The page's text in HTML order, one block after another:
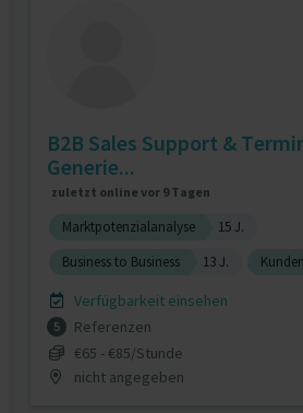
B2B Sales Support &
Generie...
zuletzt online vor 9 Tagen
Marktpotenzialanalyse
15 J.
Business to Business
13 J.
Verfügbarkeit einsehen
5
Referenzen
€65 - €85/Stunde
nicht angegeben